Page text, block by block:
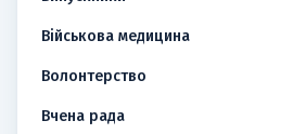
Військова медицина
Волонтерство
Вчена рада